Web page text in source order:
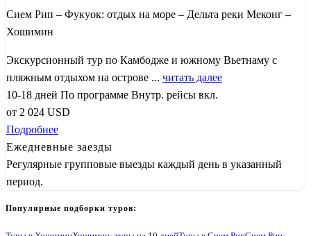
Сием Рип – Фукуок: отдых на море – Дельта реки Меконг –
Хошимин
Экскурсионный тур по Камбодже и южному Вьетнаму с
пляжным отдыхом на острове ... читать далее
10-18 дней По программе Внутр. рейсы вкл.
от 2 024 USD
Подробнее
Ежедневные заезды
Регулярные групповые выезды каждый день в указанный
период.
Популярные подборки туров: